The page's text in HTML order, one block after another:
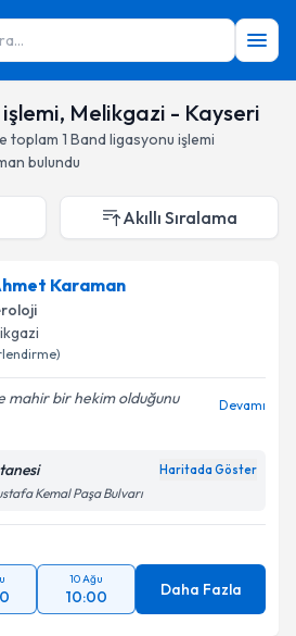
Melikgazi - Kayseri
toplam 1 Band ligasyonu işlemi
bulundu
Akıllı Sıralama
Karaman
mahir bir hekim olduğunu
Devamı
Haritada Göster
Kemal Paşa Bulvarı
10 Ağu
10:00 Daha Fazla